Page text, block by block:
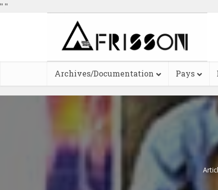
" "
Archives/Documentation Pays